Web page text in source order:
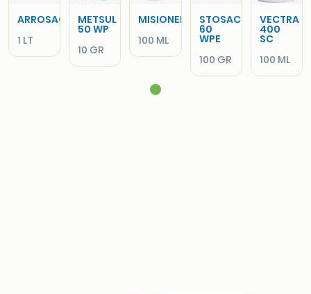
ARROSAC
1 LT
METSUL
50 WP
10 GR
MISIONERO
100 ML
STOSAC
60
WPE
100 GR
VECTRA
400
SC
100 ML